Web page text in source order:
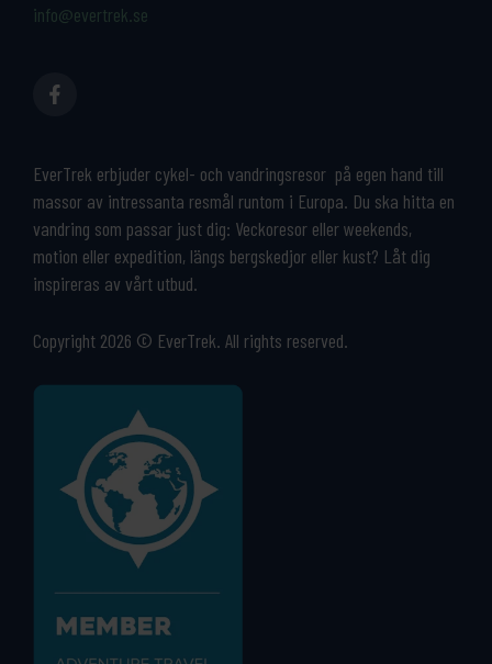
info@evertrek.se
EverTrek erbjuder cykel- och vandringsresor på egen hand till
massor av intressanta resmål runtom i Europa. Du ska hitta en
vandring som passar just dig: Veckoresor eller weekends,
motion eller expedition, längs bergskedjor eller kust? Låt dig
inspireras av vårt utbud.
Copyright 2026 © EverTrek. All rights reserved.